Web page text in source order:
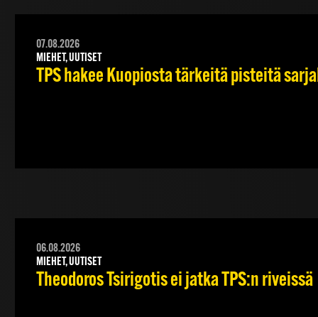
07.08.2026
MIEHET, UUTISET
TPS hakee Kuopiosta tärkeitä pisteitä
06.08.2026
MIEHET, UUTISET
Theodoros Tsirigotis ei jatka TPS:n riveissä